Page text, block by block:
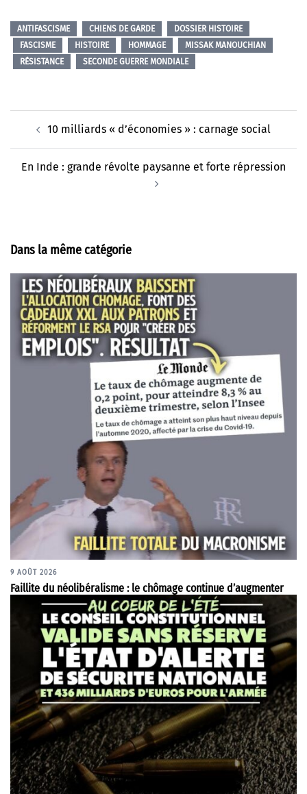
ANTIFASCISME CHIENS DE GARDE
DOSSIER HISTOIRE
FASCISME
HISTOIRE HOMMAGE
MISSAK MANOUCHIAN
RÉSISTANCE
SECONDE GUERRE MONDIALE
d’article10 milliards « d’économies » : carnage social
En Inde : grande révolte paysanne et forte répression
Dans la même catégorie
9 AOÛT 2026
Faillite du néolibéralisme : le chômage continue d’augmenter